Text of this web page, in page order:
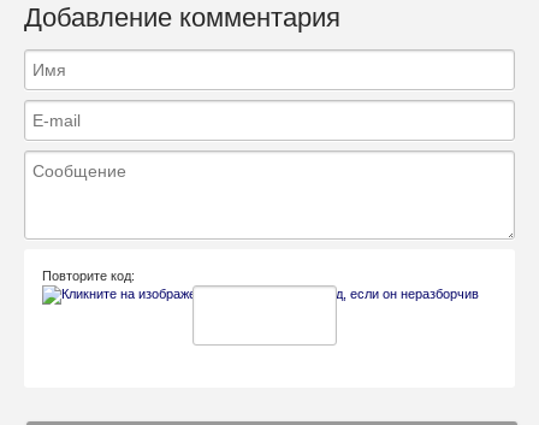
Добавление комментария
Повторите код: